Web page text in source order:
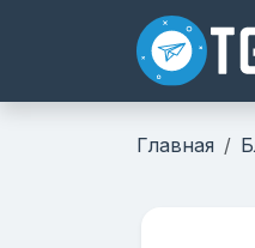
Главная